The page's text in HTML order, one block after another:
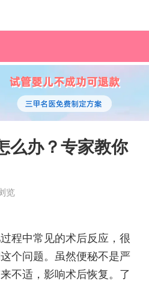
孕育百科
综合资讯
么办？专家教你
览
程中常见的术后反应，很
个问题。虽然便秘不是严
不适，影响术后恢复。了